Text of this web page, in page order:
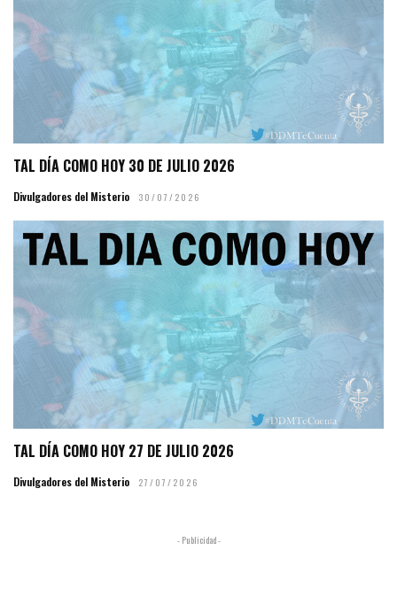
TAL DÍA COMO HOY 30 DE JULIO 2026
Divulgadores del Misterio 30/07/2026
TAL DÍA COMO HOY 27 DE JULIO 2026
Divulgadores del Misterio 27/07/2026
- Publicidad -